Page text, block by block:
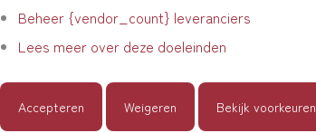
Beheer {vendor_count} leveranciers
Lees meer over deze doeleinden
Accepteren Weigeren Bekijk voorkeuren